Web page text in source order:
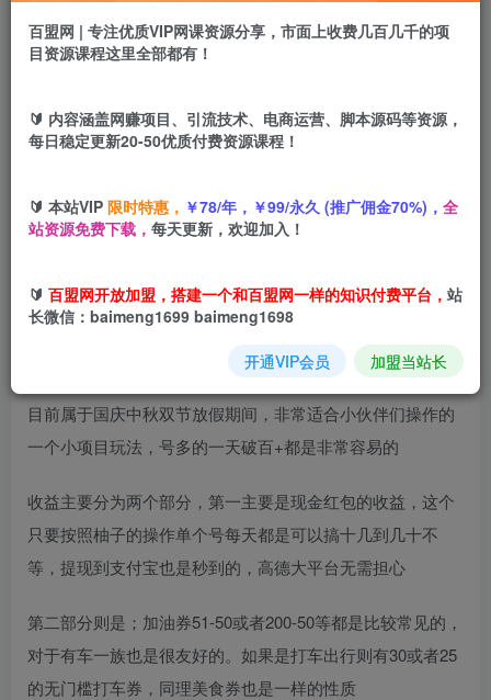
盟币 9.9
立即购买
本期所分享是依旧是线报系列的项目玩法，通俗易懂，操作
目前属于国庆中秋双节放假期间，非常适合小伙伴们操作的
一个小项目玩法，号多的一天破百+都是非常容易的
收益主要分为两个部分，第一主要是现金红包的收益，这个
只要按照柚子的操作单个号每天都是可以搞十几到几十不
等，提现到支付宝也是秒到的，高德大平台无需担心
第二部分则是；加油券51-50或者200-50等都是比较常见的，
对于有车一族也是很友好的。如果是打车出行则有30或者25
的无门槛打车券，同理美食券也是一样的性质
百盟网 | 专注优质VIP网课资源分享，市面上收费几百几千的项
目资源课程这里全部都有！
🔰 内容涵盖网赚项目、引流技术、电商运营、脚本源码等资源，
每日稳定更新20-50优质付费资源课程！
🔰 本站VIP 限时特惠， ￥78/年，￥99/永久 (推广佣金70%)， 全
站资源免费下载， 每天更新，欢迎加入！
🔰 百盟网开放加盟，搭建一个和百盟网一样的知识付费平台， 站
长微信：baimeng1699 baimeng1698
开通VIP会员 加盟当站长